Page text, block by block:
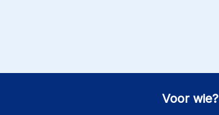
Voor wie?